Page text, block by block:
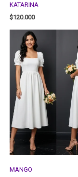
KATARINA
$120.000
MANGO